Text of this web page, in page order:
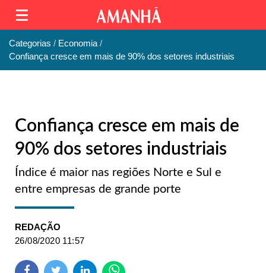
Categorias
Economia
Confiança cresce em mais de 90% dos setores industriais
Confiança cresce em mais de
90% dos setores industriais
Índice é maior nas regiões Norte e Sul e
entre empresas de grande porte
REDAÇÃO
26/08/2020 11:57